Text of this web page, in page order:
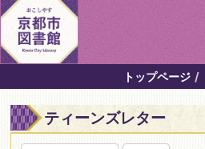
トップページ
ティーンズレター